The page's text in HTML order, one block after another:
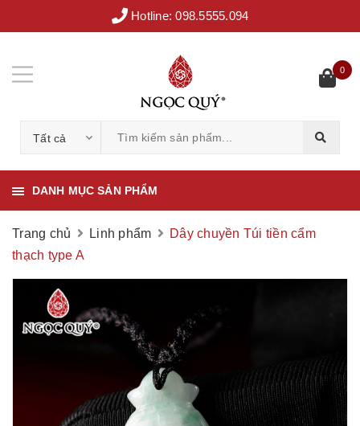
Hotline:098.5555.094
Tất cả
0
DANH MỤC SẢN PHẨM
Trang chủ Linh phẩm
Dây chuyền Túi tiền cẩm
thạch type A